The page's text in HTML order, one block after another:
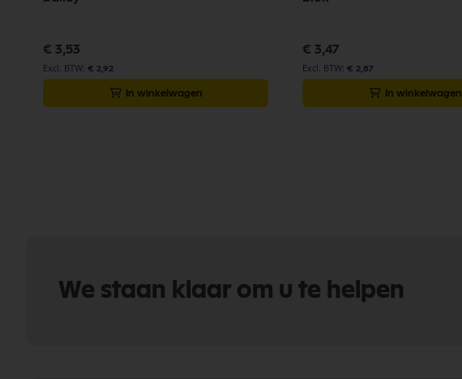
€ 3,53
€ 2,92
In winkelwagen
€ 3,47
€ 2,87
In winkelwagen
We staan klaar om u te helpen